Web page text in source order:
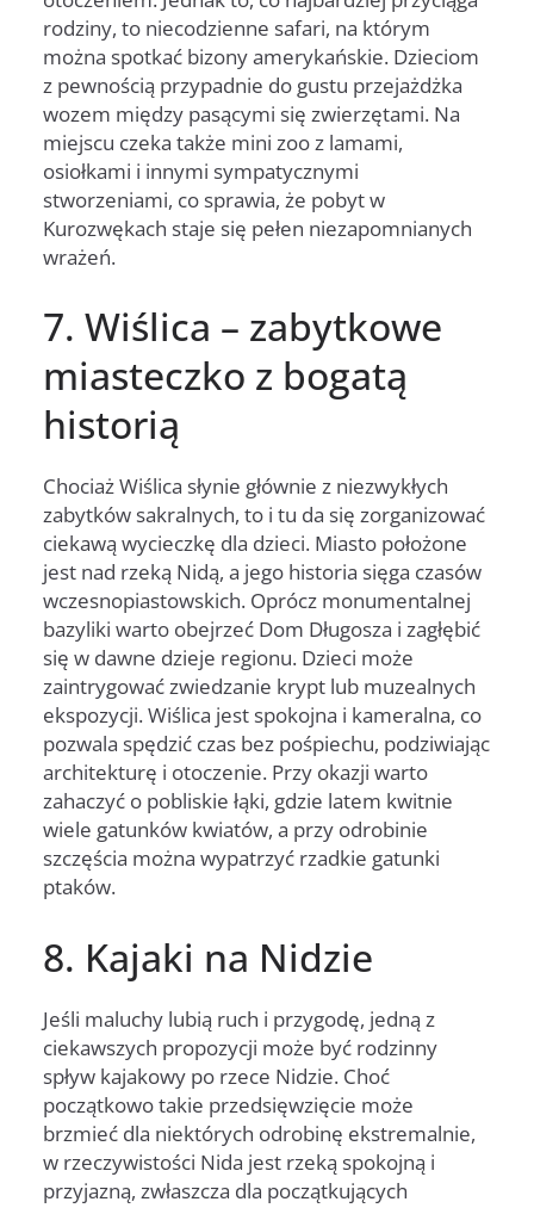
rodziny, to niecodzienne safari, na którym
można spotkać bizony amerykańskie. Dzieciom
z pewnością przypadnie do gustu przejażdżka
wozem między pasącymi się zwierzętami. Na
miejscu czeka także mini zoo z lamami,
osiołkami i innymi sympatycznymi
stworzeniami, co sprawia, że pobyt w
Kurozwękach staje się pełen niezapomnianych
wrażeń.
7. Wiślica – zabytkowe
miasteczko z bogatą
historią
Chociaż Wiślica słynie głównie z niezwykłych
zabytków sakralnych, to i tu da się zorganizować
ciekawą wycieczkę dla dzieci. Miasto położone
jest nad rzeką Nidą, a jego historia sięga czasów
wczesnopiastowskich. Oprócz monumentalnej
bazyliki warto obejrzeć Dom Długosza i zagłębić
się w dawne dzieje regionu. Dzieci może
zaintrygować zwiedzanie krypt lub muzealnych
ekspozycji. Wiślica jest spokojna i kameralna, co
pozwala spędzić czas bez pośpiechu, podziwiając
architekturę i otoczenie. Przy okazji warto
zahaczyć o pobliskie łąki, gdzie latem kwitnie
wiele gatunków kwiatów, a przy odrobinie
szczęścia można wypatrzyć rzadkie gatunki
ptaków.
8. Kajaki na Nidzie
Jeśli maluchy lubią ruch i przygodę, jedną z
ciekawszych propozycji może być rodzinny
spływ kajakowy po rzece Nidzie. Choć
początkowo takie przedsięwzięcie może
brzmieć dla niektórych odrobinę ekstremalnie,
w rzeczywistości Nida jest rzeką spokojną i
przyjazną, zwłaszcza dla początkujących